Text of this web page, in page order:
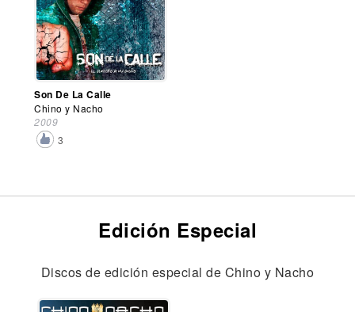
Son De La Calle
Chino y Nacho
2009
3
Edición Especial
Discos de edición especial de Chino y Nacho